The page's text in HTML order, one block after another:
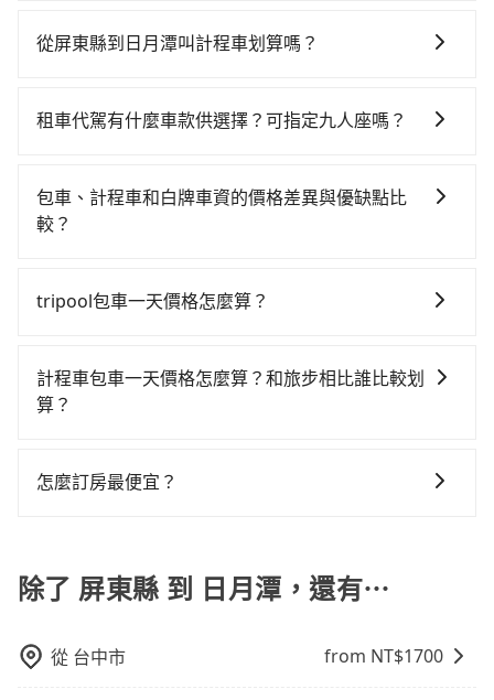
3,600元、車程約145分鐘。抵達高鐵站後，步行進站、
人票價790元，再用10分鐘出站、等待車站前排班的計
時1分鐘，假設一人獨行，交通費總計6,890元。不過屏
東縣領有合法執照的計程車僅有400多輛，計程車的密度
分小黃司機不按表收費，看乘客是外地人便漫天喊價或
而不預約包車，不僅至少額外負擔270元車資，而且更會
額外浪費111分鐘在轉乘與等車上，現在還不馬上來預約
時不需要閉目養神（因為要自己開車），最重要的是你
$115~205承租小轎車，每公里再額外加收$3.2，從屏東
路返回），雖已將eTag和可能的每小時40元路邊停車費
用預估進去，但額外的汽車保險與可能的罰單都需自
數超過四位，更是沒有較大的七人座或九人座可供選
修理，每一次租車都好像在開樂透一樣。另外，偶爾也
會遇到明明已經預約了時間但上一位用戶卻遲遲尚未歸
雖然路邊隨租隨還看似方便，但實際使用時還是有其區
從屏東縣到日月潭叫計程車划算嗎？
灣大車隊和Yoxi。依照里程跳錶計算，價格約為
東縣僅有合法計程車約370輛，計程車密度為雙北的
0.3%，也就是說要臨時叫到小黃的難度是台北或新北的
建議事先做好規劃。再加上屏東縣有些計程車司機不按
黃可能較為便宜，但當你們人數超過四位時，叫兩輛計
程車的費用就貴了，改預約一輛tripool的九人座廂型車
租車代駕有什麼車款供選擇？可指定九人座嗎？
型車為主，車款品牌以豐田Toyota、福特Ford、福斯
VW為主，其中也有少量進口車像凌志Lexus、特斯拉
特殊需求或人數較多，需要大T保母車、20人座中巴、
包車、計程車和白牌車資的價格差異與優缺點比
較？
包車：優點是搭乘舒適可以根據自己的需求安排時間和
車：優點是24小時隨叫隨到，價格按錶計費，但若遇交
通塞車時亦會加收延遲費用，一般屬短程接駁為主。 -
事後也無法申訴退費。
tripool包車一天價格怎麼算？
需行程的公里數及車型而有所不同，建議可以直接上旅
步官網一鍵查價，即時試算您包車費用，清楚透明，且
計程車包車一天價格怎麼算？和旅步相比誰比較划
算？
格通常是根據時間或距離來計算，而且在不同城市和地
下，旅步的包車服務價格相對更為透明和具體，一般是
按照包車時間和里程、車型來計費，價格在網站上公開
用。
怎麼訂房最便宜？
地區、價位、人數、特殊需求來搜尋適合的旅店與房
型，更重要的是通常價格是官網的6~8折，如果又有加入
饋或未來換取免費的住房。台灣人常用的線上訂房平台
除了 屏東縣 到 日月潭，還有⋯
從 台中市 from NT$1700